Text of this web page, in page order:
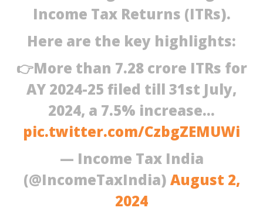
Income Tax Returns (ITRs).
Here are the key highlights:
👉More than 7.28 crore ITRs for
AY 2024-25 filed till 31st July,
2024, a 7.5% increase…
pic.twitter.com/CzbgZEMUWi
— Income Tax India
(@IncomeTaxIndia) August 2,
2024